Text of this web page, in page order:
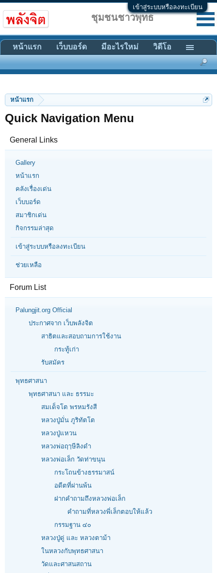
เข้าสู่ระบบหรือลงทะเบียน
หน้าแรก
Quick Navigation Menu
General Links
Gallery
หน้าแรก
คลังเรื่องเด่น
เว็บบอร์ด
สมาชิกเด่น
กิจกรรมล่าสุด
เข้าสู่ระบบหรือลงทะเบียน
ช่วยเหลือ
Forum List
Palungjit.org Official
ประกาศจาก เว็บพลังจิต
สาธิตและสอบถามการใช้งาน
กระทู้เก่า
รับสมัคร
พุทธศาสนา
พุทธศาสนา และ ธรรมะ
สมเด็จโต พรหมรังสี
หลวงปู่มั่น ภูริทัตโต
หลวงปู่แหวน
หลวงพ่อฤๅษีลิงดำ
หลวงพ่อเล็ก วัดท่าขนุน
กระโถนข้างธรรมาสน์
อดีตที่ผ่านพ้น
ฝากคำถามถึงหลวงพ่อเล็ก
คำถามที่หลวงพี่เล็กตอบให้แล้ว
กรรมฐาน ๔๐
หลวงปู่ดู่ และ หลวงตาม้า
ในหลวงกับพุทธศาสนา
วัดและศาสนสถาน
ชุมชนชาวพุทธ
หน้าแรก เว็บบอร์ด มีอะไรใหม่ วิดีโอ